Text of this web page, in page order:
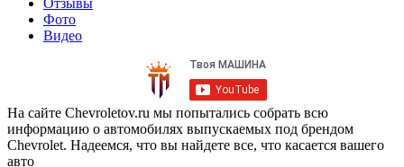
Фото
Видео
На сайте Chevroletov.ru мы попытались собрать всю
информацию о автомобилях выпускаемых под брендом
Chevrolet. Надеемся, что вы найдете все, что касается вашего
авто